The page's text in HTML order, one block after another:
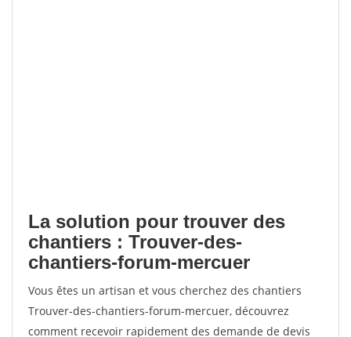
La solution pour trouver des
chantiers : Trouver-des-
chantiers-forum-mercuer
Vous êtes un artisan et vous cherchez des chantiers
Trouver-des-chantiers-forum-mercuer, découvrez
comment recevoir rapidement des demande de devis